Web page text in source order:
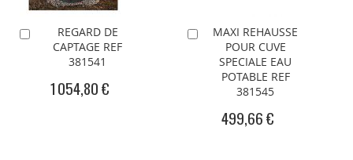
REGARD DE
CAPTAGE REF
381541
1 054,80 €
Ajouter
MAXI REHAUSSE
POUR CUVE
SPECIALE EAU
POTABLE REF
381545
499,66 €
Ajouter
panier